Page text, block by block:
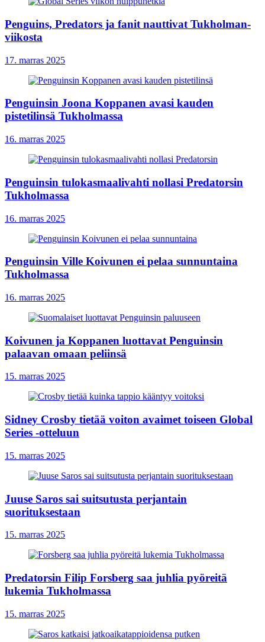
Penguins, Predators ja fanit nauttivat Tukholman-
viikosta
17. marras 2025
Penguinsin Joona Koppanen avasi kauden
pistetilinsä Tukholmassa
16. marras 2025
Penguinsin tulokasmaalivahti nollasi Predatorsin
Tukholmassa
16. marras 2025
Penguinsin Ville Koivunen ei pelaa sunnuntaina
Tukholmassa
16. marras 2025
Koivunen ja Koppanen luottavat Penguinsin
palaavan omaan peliinsä
15. marras 2025
Sidney Crosby tietää voiton avaimet toiseen Global
Series -otteluun
15. marras 2025
Juuse Saros sai suitsutusta perjantain
suorituksestaan
15. marras 2025
Predatorsin Filip Forsberg saa juhlia pyöreitä
lukemia Tukholmassa
15. marras 2025